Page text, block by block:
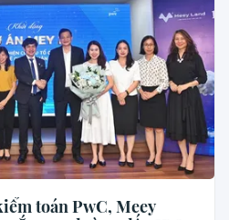
toán PwC, Meey